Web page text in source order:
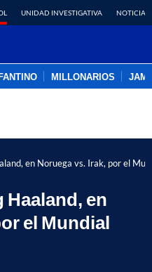
UNIDAD INVESTIGATIVA NOTICIAS
MILLONARIOS
en Noruega vs. Irak, por el
Haaland, en
el Mundial